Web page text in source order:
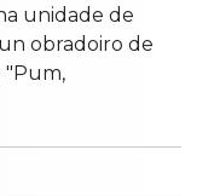
unidade de
obradoiro de
"Pum,